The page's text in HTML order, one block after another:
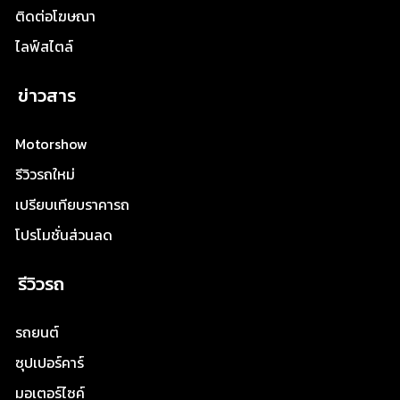
ติดต่อโฆษณา
ไลฟ์สไตล์
ข่าวสาร
Motorshow
รีวิวรถใหม่
เปรียบเทียบราคารถ
โปรโมชั่นส่วนลด
รีวิวรถ
รถยนต์
ซุปเปอร์คาร์
มอเตอร์ไซค์